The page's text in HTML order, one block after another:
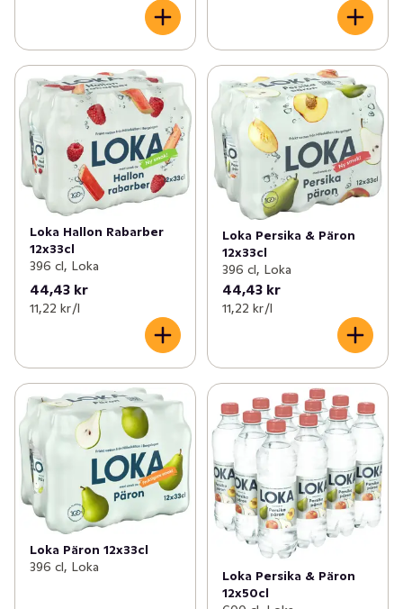
Loka Hallon Rabarber
12x33cl
396 cl, Loka
44,43 kr
11,22 kr /l
Loka Persika & Päron
12x33cl
396 cl, Loka
44,43 kr
11,22 kr /l
Loka Päron 12x33cl
396 cl, Loka
Loka Persika & Päron
12x50cl